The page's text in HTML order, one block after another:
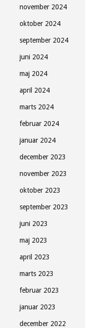
november 2024
oktober 2024
september 2024
juni 2024
maj 2024
april 2024
marts 2024
februar 2024
januar 2024
december 2023
november 2023
oktober 2023
september 2023
juni 2023
maj 2023
april 2023
marts 2023
februar 2023
januar 2023
december 2022